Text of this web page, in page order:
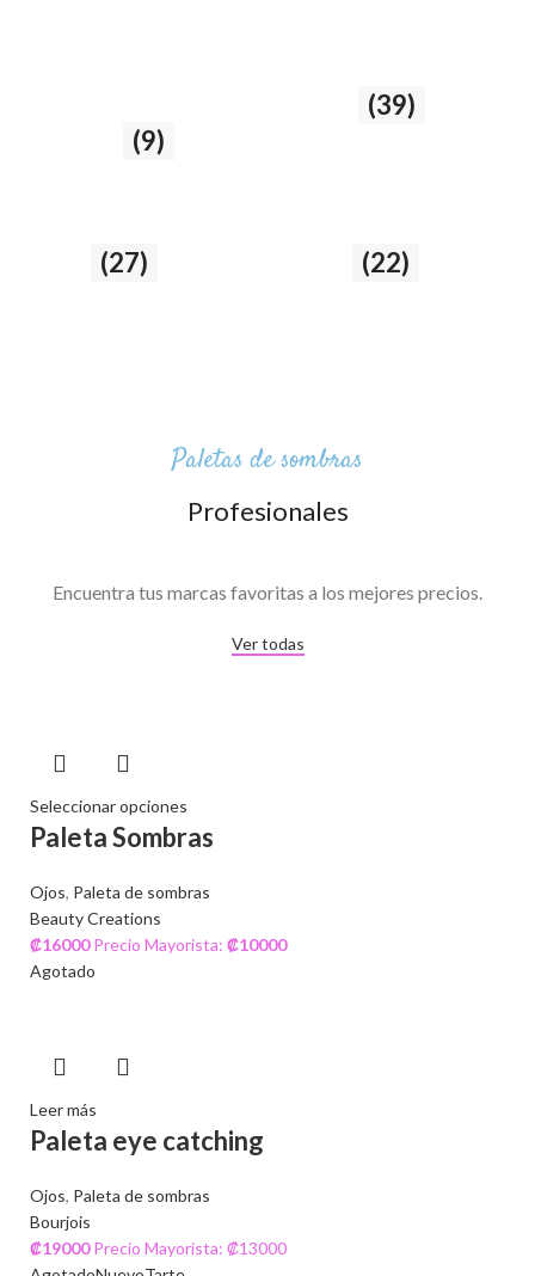
(9)
(39)
(27) (22)
Paletas de sombras
Profesionales
Encuentra tus marcas favoritas a los mejores precios.
Ver todas
Seleccionar opciones
Paleta Sombras
Ojos, Paleta de sombras
Beauty Creations
₡16000 Precio Mayorista: ₡10000
Agotado
Leer más
Paleta eye catching
Ojos, Paleta de sombras
Bourjois
₡19000 Precio Mayorista: ₡13000